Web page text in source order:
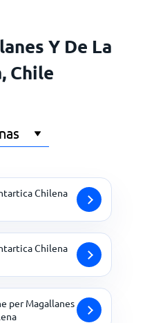
Y De La
Chile
Chilena
Chilena
per Magallanes